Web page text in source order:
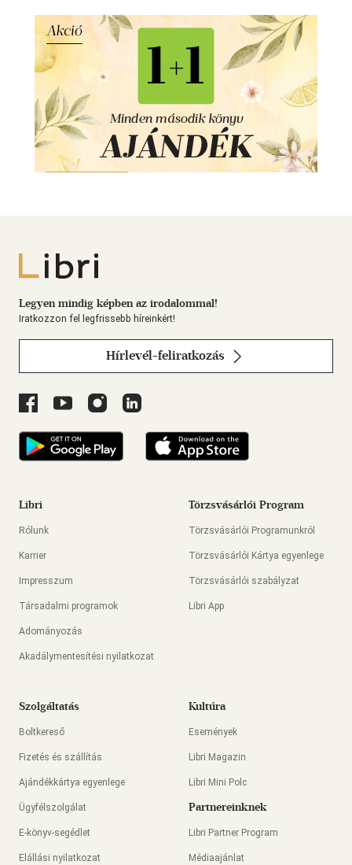
Libri
Legyen mindig képben az irodalommal!
Iratkozzon fel legfrissebb híreinkért!
Hírlevél-feliratkozás
Libri a Facebookon
Libri a Youtube-on
Libri az Instagramon
Libri a LinkedInen
Libri applikáció Szerezd meg: Google Play
Libri applikáció
Libri
Rólunk
Karrier
Impresszum
Társadalmi programok
Adományozás
Akadálymentesítési nyilatkozat
Törzsvásárlói Program
Törzsvásárlói Programunkról
Törzsvásárlói Kártya egyenlege
Törzsvásárlói szabályzat
Libri App
Szolgáltatás
Boltkereső
Fizetés és szállítás
Ajándékkártya egyenlege
Ügyfélszolgálat
E-könyv-segédlet
Elállási nyilatkozat
Kultúra
Események
Libri Magazin
Libri Mini Polc
Partnereinknek
Libri Partner Program
Médiaajánlat